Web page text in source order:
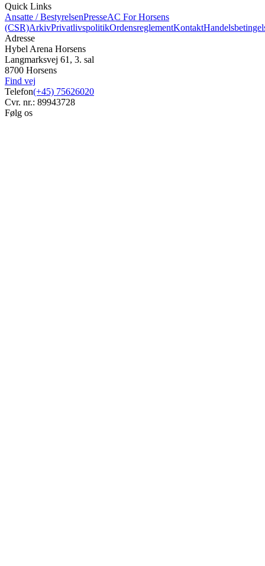
Quick Links
Ansatte / BestyrelsenPresseAC For Horsens
(CSR)ArkivPrivatlivspolitikOrdensreglementKontakt
Adresse
Hybel Arena Horsens
Langmarksvej 61, 3. sal
8700 Horsens
Find vej
Telefon(+45) 75626020
Cvr. nr.: 89943728
Følg os